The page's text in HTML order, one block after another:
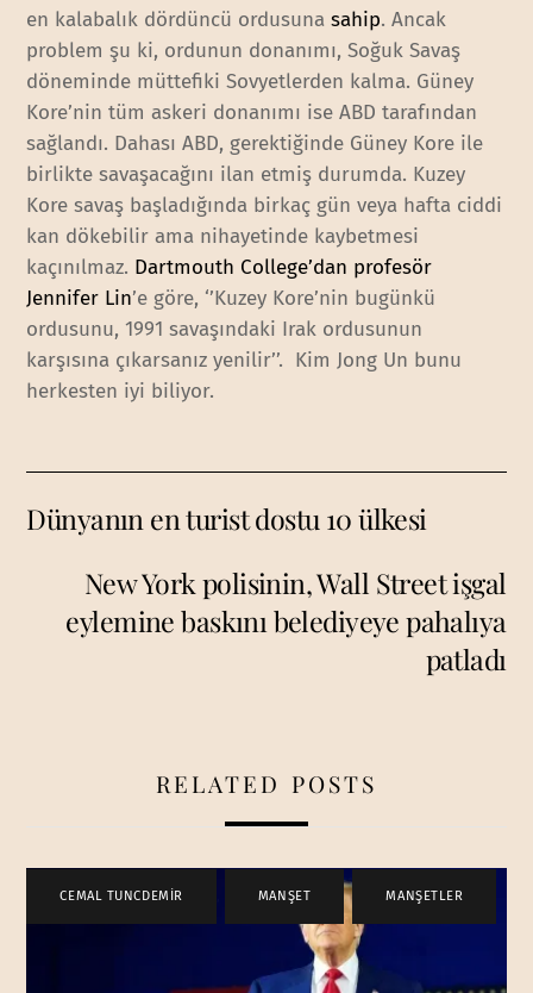
en kalabalık dördüncü ordusuna sahip. Ancak
problem şu ki, ordunun donanımı, Soğuk Savaş
döneminde müttefiki Sovyetlerden kalma. Güney
Kore’nin tüm askeri donanımı ise ABD tarafından
sağlandı. Dahası ABD, gerektiğinde Güney Kore ile
birlikte savaşacağını ilan etmiş durumda. Kuzey
Kore savaş başladığında birkaç gün veya hafta ciddi
kan dökebilir ama nihayetinde kaybetmesi
kaçınılmaz. Dartmouth College’dan profesör
Jennifer Lin’e göre, ‘’Kuzey Kore’nin bugünkü
ordusunu, 1991 savaşındaki Irak ordusunun
karşısına çıkarsanız yenilir’’. Kim Jong Un bunu
herkesten iyi biliyor.
Dünyanın en turist dostu 10 ülkesi
New York polisinin, Wall Street işgal
eylemine baskını belediyeye pahalıya
patladı
RELATED POSTS
CEMAL TUNCDEMİR MANŞET , MANŞETLER